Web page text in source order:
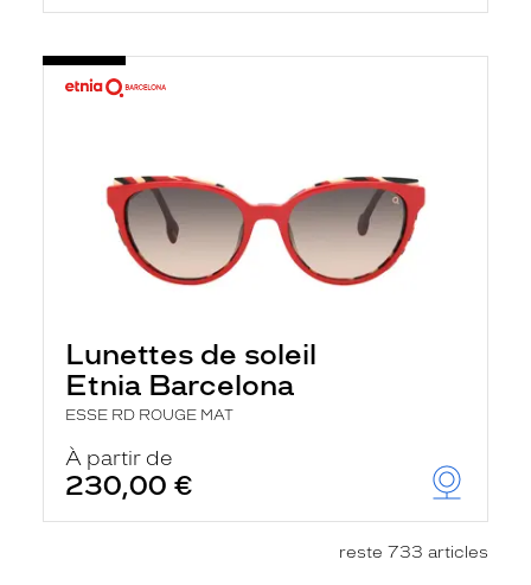
Lunettes de soleil
Etnia Barcelona
ESSE RD ROUGE MAT
À partir de
230,00 €
reste 733 articles